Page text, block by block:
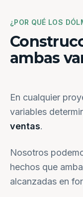
¿POR QUÉ LOS
ambas
En cualquier
variables
ventas.
Nosotros
hechos que
alcanzadas en